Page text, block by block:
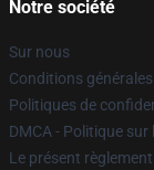
Notre société
Sur nous
Conditions générales
Politiques de
DMCA - Politique
Le présent